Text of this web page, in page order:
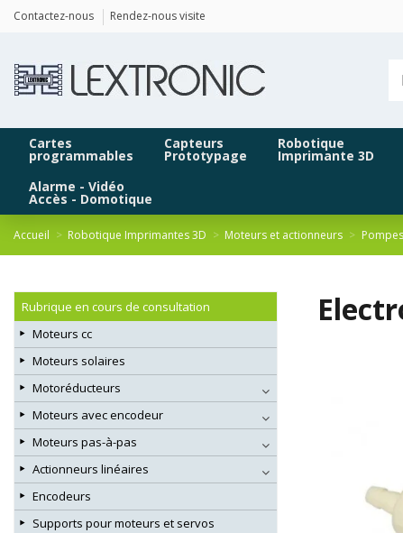
Contactez-nous Rendez-nous visite
Cartes
programmables
Capteurs
Prototypage
Robotique
Imprimante 3D
Alarme - Vidéo
Accès - Domotique
Accueil Robotique Imprimantes 3D Moteurs et actionneurs
Rubrique en cours de consultation
Moteurs cc
Moteurs solaires
Motoréducteurs
Moteurs avec encodeur
Moteurs pas-à-pas
Actionneurs linéaires
Encodeurs
Supports pour moteurs et servos
Panneau de gestion des cookies